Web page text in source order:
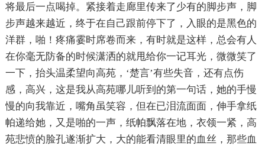
将最后一点喝掉。紧接着走廊里传来了少有的脚步声，脚
步声越来越近，终于在自己跟前停下了，入眼的是黑色的
洋群，啪！疼痛霎时席卷而来，有时就是这样，总会有人
在你毫无防备的时候潇洒的就甩给你一记耳光，微微笑了
一下，抬头温柔望向高苑，‘楚言’有些失音，还有点伤
感，高兴，这是我从高苑哪儿听到的第一句话，她的手慢
慢的向我靠近，嘴角虽笑容，但在已泪流面面，伸手拿纸
帕递给她，又是啪的一声，纸帕飘落在地，衣领一紧，高
苑悲愤的脸孔遂渐扩大，大的能看清眼里的血丝，那些血